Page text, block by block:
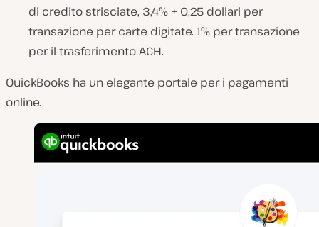
di credito strisciate, 3,4% + 0,25 dollari per
transazione per carte digitate. 1% per transazione
per il trasferimento ACH.
QuickBooks ha un elegante portale per i pagamenti
online.